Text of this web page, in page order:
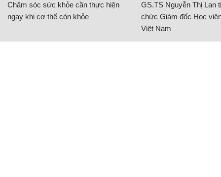
Chăm sóc sức khỏe cần thực hiện
ngay khi cơ thể còn khỏe
GS.TS Nguyễn Thị Lan
chức Giám đốc Học
Việt Nam